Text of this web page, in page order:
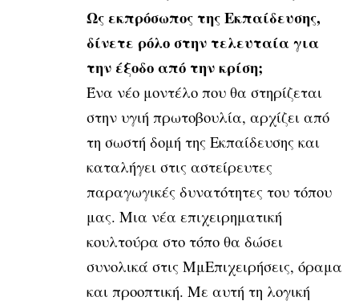
Ως εκπρόσωπος της Εκπαίδευσης,
δίνετε ρόλο στην τελευταία για
την έξοδο από την κρίση;
Ένα νέο μοντέλο που θα στηρίζεται
στην υγιή πρωτοβουλία, αρχίζει από
τη σωστή δομή της Εκπαίδευσης και
καταλήγει στις αστείρευτες
παραγωγικές δυνατότητες του τόπου
μας. Μια νέα επιχειρηματική
κουλτούρα στο τόπο θα δώσει
συνολικά στις ΜμΕπιχειρήσεις, όραμα
και προοπτική. Με αυτή τη λογική